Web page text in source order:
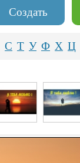
Создать
С Т У Ф Х Ц